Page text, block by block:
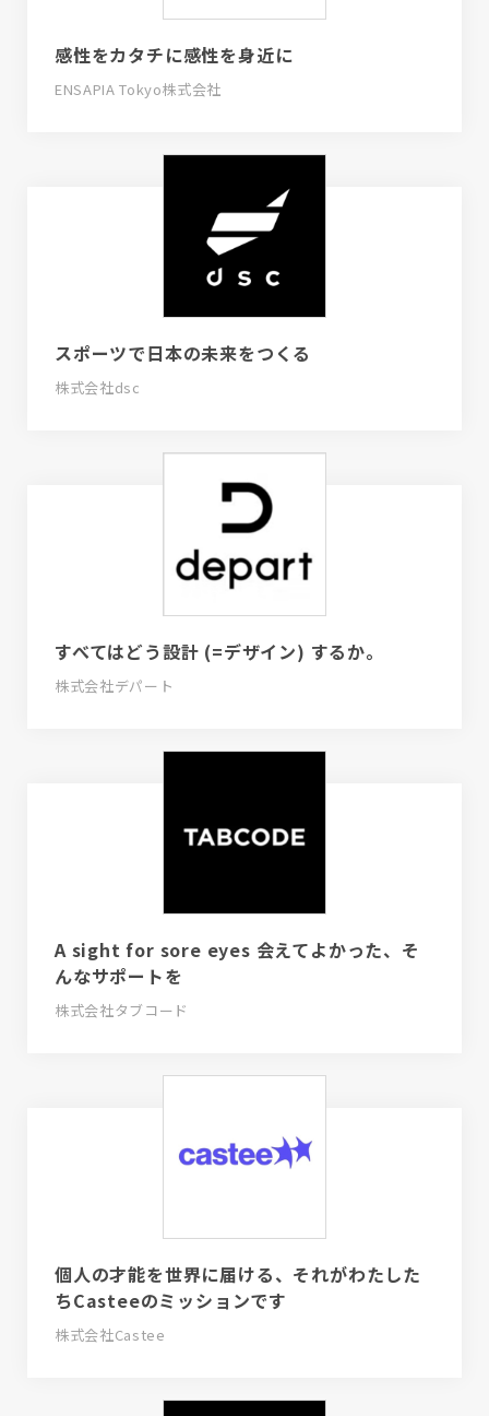
感性をカタチに感性を身近に
ENSAPIA Tokyo株式会社
スポーツで日本の未来をつくる
株式会社dsc
すべてはどう設計 (=デザイン) するか。
株式会社デパート
A sight for sore eyes 会えてよかった、そ
んなサポートを
株式会社タブコード
個人の才能を世界に届ける、それがわたした
ちCasteeのミッションです
株式会社Castee